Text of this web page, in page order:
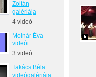
Zoltán
galériája
4 videó
Molnár Éva
videói
3 videó
Takács Béla
videógalériája